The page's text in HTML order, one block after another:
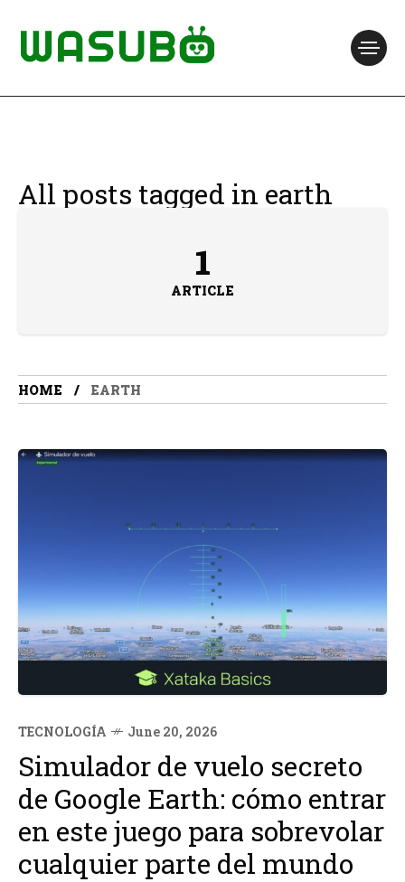
All posts tagged in earth
1
ARTICLE
HOME EARTH
TECNOLOGÍA June 20, 2026
Simulador de vuelo secreto
de Google Earth: cómo entrar
en este juego para sobrevolar
cualquier parte del mundo